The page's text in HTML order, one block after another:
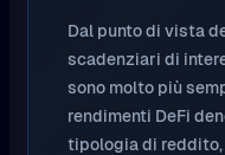
Dal punto di vista
scadenziari di
sono molto più
rendimenti DeFi
tipologia di reddito,